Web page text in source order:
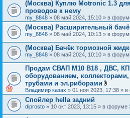
(Москва) Куплю Motronic 1.3
проводов к нему
my_8848 » 08 май 2024, 15:10 » в
(Москва) Расширительный
my_8848 » 08 май 2024, 10:13 » в
(Москва) Бачёк тормозной
my_8848 » 08 май 2024, 10:10 » в
Продам СВАП М10 В18 , ДВС,
оборудованием,
трубами и эл.риборами
В
л
ж
Владимир казах » 01 ноя 2023, 17:38 »
Спойлер hella задний
diprosto » 10 окт 2023, 13:15 » в форуме